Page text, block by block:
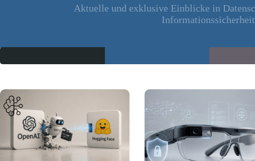
Aktuelle und exklusive Einblicke in